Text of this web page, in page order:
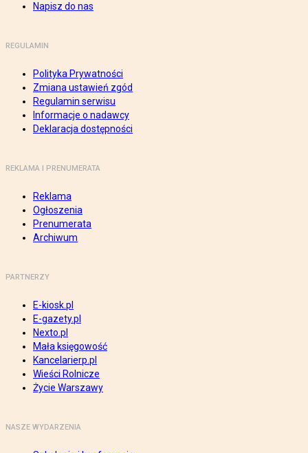
Napisz do nas
REGULAMIN
Polityka Prywatności
Zmiana ustawień zgód
Regulamin serwisu
Informacje o nadawcy
Deklaracja dostępności
REKLAMA I PRENUMERATA
Reklama
Ogłoszenia
Prenumerata
Archiwum
PARTNERZY
E-kiosk.pl
E-gazety.pl
Nexto.pl
Mała księgowość
Kancelarierp.pl
Wieści Rolnicze
Życie Warszawy
NASZE WYDARZENIA